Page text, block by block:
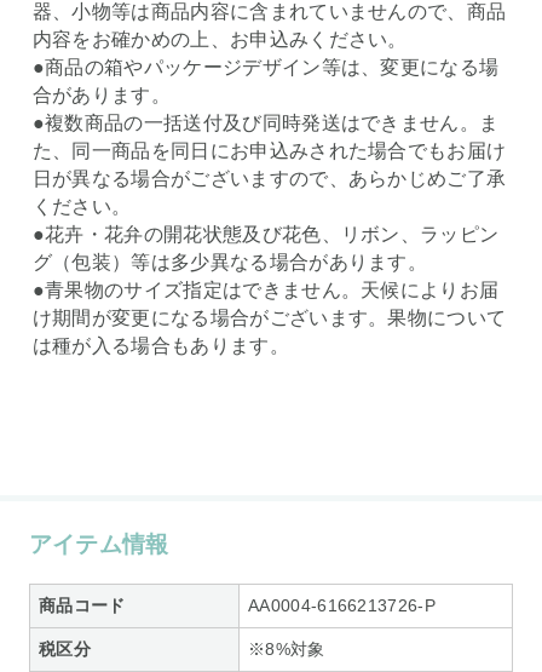
器、小物等は商品内容に含まれていませんので、商品
内容をお確かめの上、お申込みください。
●商品の箱やパッケージデザイン等は、変更になる場
合があります。
●複数商品の一括送付及び同時発送はできません。ま
た、同一商品を同日にお申込みされた場合でもお届け
日が異なる場合がございますので、あらかじめご了承
ください。
●花卉・花弁の開花状態及び花色、リボン、ラッピン
グ（包装）等は多少異なる場合があります。
●青果物のサイズ指定はできません。天候によりお届
け期間が変更になる場合がございます。果物について
は種が入る場合もあります。
アイテム情報
商品コード AA0004-6166213726-P
税区分 ※8%対象